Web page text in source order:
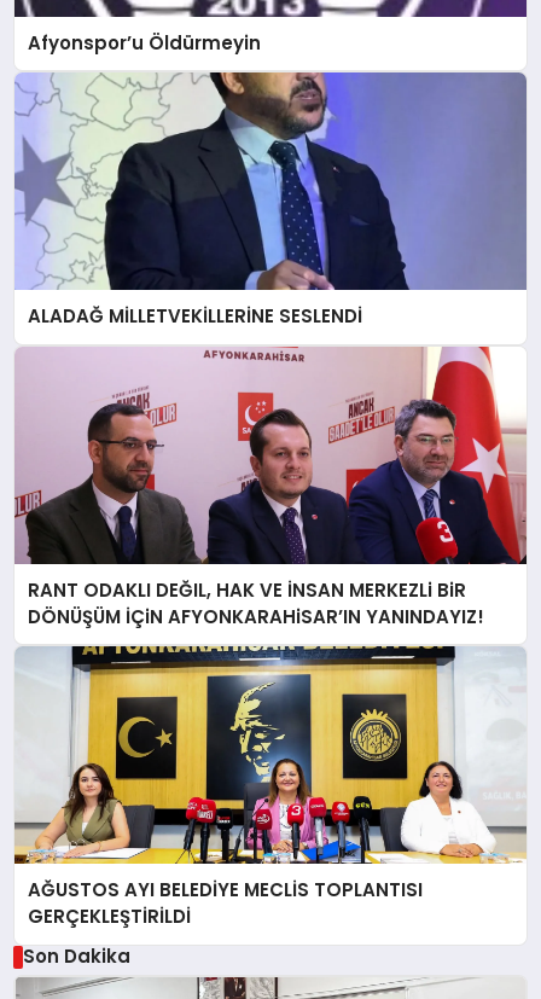
Afyonspor’u Öldürmeyin
ALADAĞ MİLLETVEKİLLERİNE SESLENDİ
RANT ODAKLI DEĞIL, HAK VE İNSAN MERKEZLi BiR
DÖNÜŞÜM İÇiN AFYONKARAHiSAR’IN YANINDAYIZ!
AĞUSTOS AYI BELEDİYE MECLİS TOPLANTISI
GERÇEKLEŞTİRİLDİ
Son Dakika